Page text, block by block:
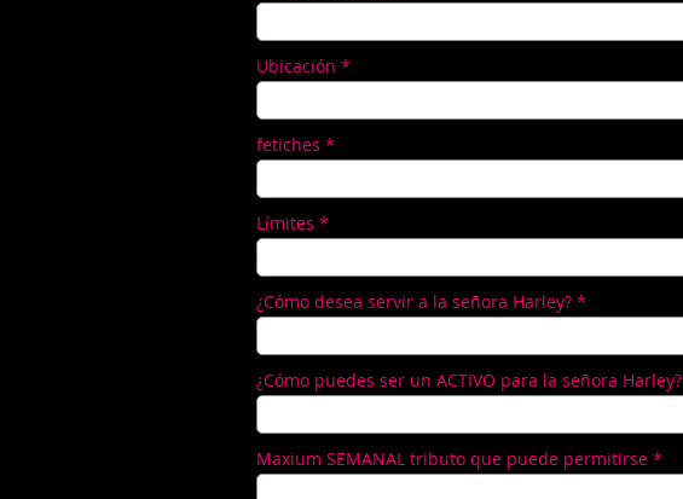
Ubicación
fetiches
Límites
¿Cómo desea servir a la señora Harley?
¿Cómo puedes ser un ACTIVO para la señora Harley?
Maxium SEMANAL tributo que puede permitirse